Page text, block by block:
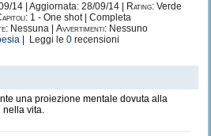
14 | Aggiornata: 28/09/14 | Rating: Verde
1 - One shot | Completa
Nessuna | Avvertimenti: Nessuno
| Leggi le 0 recensioni
una proiezione mentale dovuta alla
nella vita.